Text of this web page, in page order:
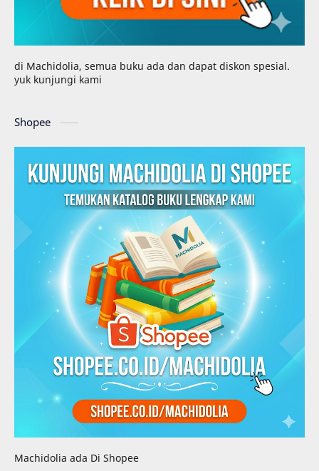
di Machidolia, semua buku ada dan dapat diskon spesial.
yuk kunjungi kami
Shopee
Machidolia ada Di Shopee